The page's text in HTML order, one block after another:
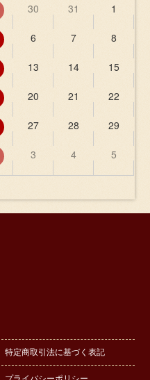
30 31 1
6 7 8
13 14 15
20 21 22
27 28 29
3 4 5
特定商取引法に基づく表記